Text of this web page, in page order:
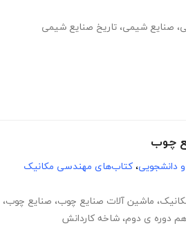
، صنایع شیمی، تاریخ صنایع شیمی
چوب
دانشجویی، کتاب‌های مهندسی مکانیک
، ماشین آلات صنایع چوب، صنایع چوب،
دوره ی دوم، شاخه کاردانش